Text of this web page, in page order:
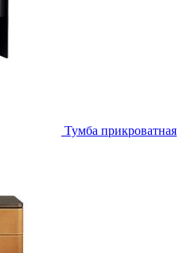
Тумба прикроватная